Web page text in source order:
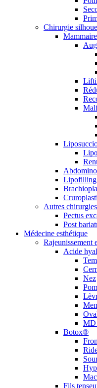
Chirurgie
Mammaire
Lipofilling
Autres chirurgies
Pectus
Post
Médecine esthétique
Rajeunissement
Acide
Nez
MD
Botox®
Fils